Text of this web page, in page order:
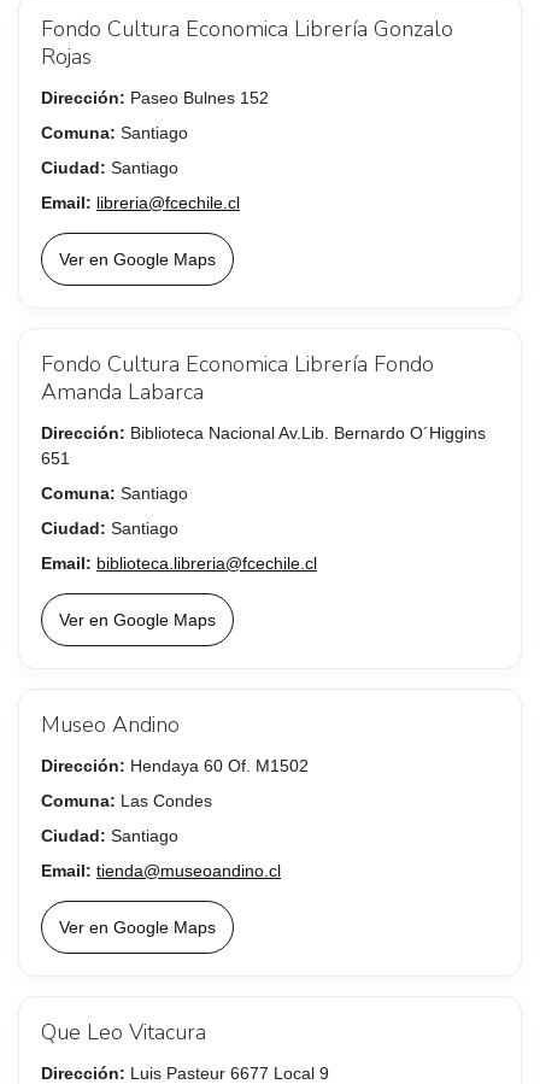
Fondo Cultura Economica Librería Gonzalo
Rojas
Dirección: Paseo Bulnes 152
Comuna: Santiago
Ciudad: Santiago
Email: libreria@fcechile.cl
Ver en Google Maps
Fondo Cultura Economica Librería Fondo
Amanda Labarca
Dirección: Biblioteca Nacional Av.Lib. Bernardo O´Higgins
651
Comuna: Santiago
Ciudad: Santiago
Email: biblioteca.libreria@fcechile.cl
Ver en Google Maps
Museo Andino
Dirección: Hendaya 60 Of. M1502
Comuna: Las Condes
Ciudad: Santiago
Email: tienda@museoandino.cl
Ver en Google Maps
Que Leo Vitacura
Dirección: Luis Pasteur 6677 Local 9